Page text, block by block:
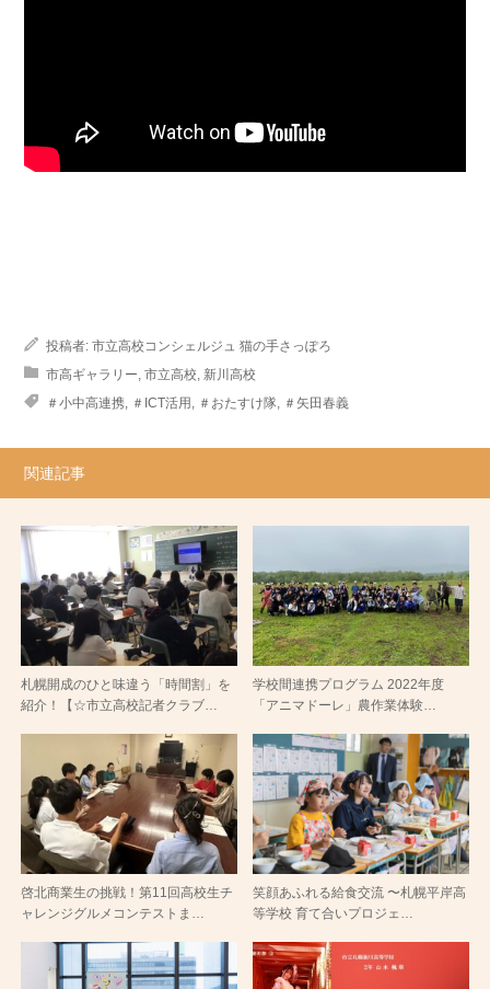
投稿者: 市立高校コンシェルジュ 猫の手さっぽろ
市高ギャラリー, 市立高校, 新川高校
＃小中高連携, ＃ICT活用 , ＃おたすけ隊, ＃矢田春義
関連記事
札幌開成のひと味違う「時間割」を
紹介！【☆市立高校記者クラブ…
学校間連携プログラム 2022年度
「アニマドーレ」農作業体験…
啓北商業生の挑戦！第11回高校生チ
ャレンジグルメコンテストま…
笑顔あふれる給食交流 〜札幌平岸高
等学校 育て合いプロジェ…